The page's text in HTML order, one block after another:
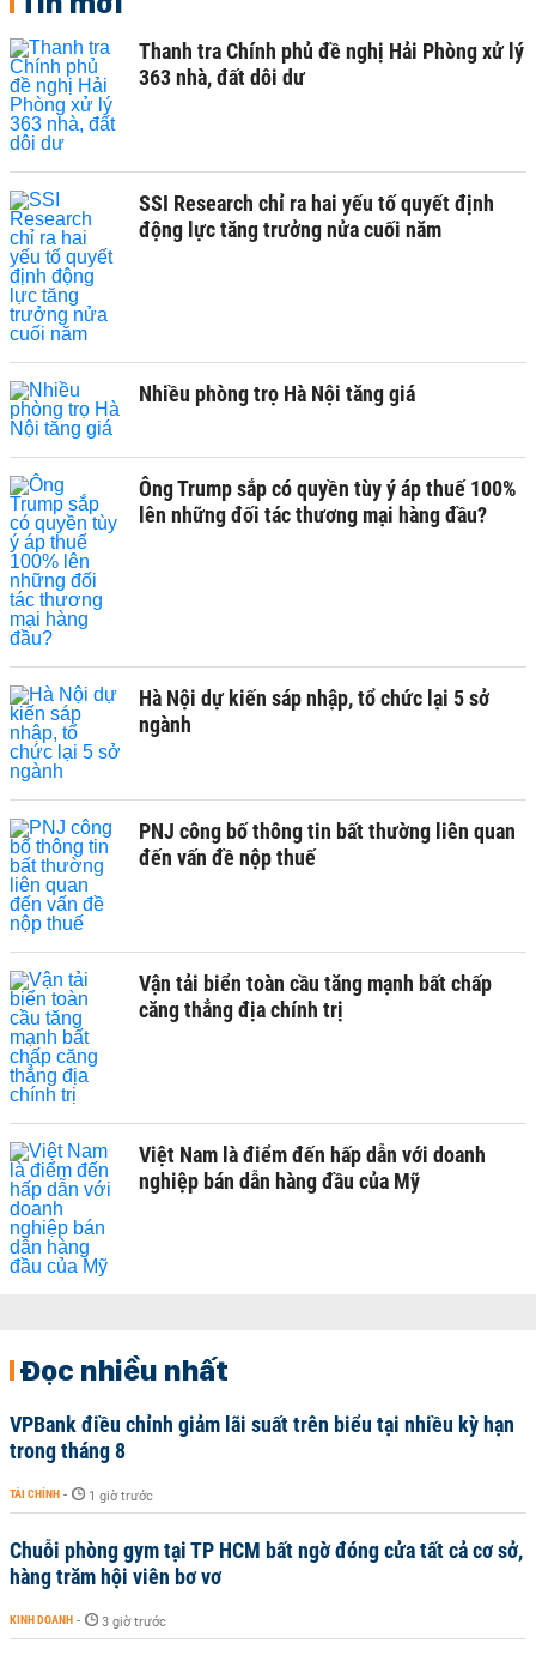
Thanh tra Chính phủ đề nghị Hải Phòng xử lý
363 nhà, đất dôi dư
SSI Research chỉ ra hai yếu tố quyết định
động lực tăng trưởng nửa cuối năm
Nhiều phòng trọ Hà Nội tăng giá
Ông Trump sắp có quyền tùy ý áp thuế 100%
lên những đối tác thương mại hàng đầu?
Hà Nội dự kiến sáp nhập, tổ chức lại 5 sở
ngành
PNJ công bố thông tin bất thường liên quan
đến vấn đề nộp thuế
Vận tải biển toàn cầu tăng mạnh bất chấp
căng thẳng địa chính trị
Việt Nam là điểm đến hấp dẫn với doanh
nghiệp bán dẫn hàng đầu của Mỹ
Đọc nhiều nhất
VPBank điều chỉnh giảm lãi suất trên biểu tại nhiều kỳ hạn
trong tháng 8
TÀI CHÍNH - 1 giờ trước
Chuỗi phòng gym tại TP HCM bất ngờ đóng cửa tất cả cơ sở,
hàng trăm hội viên bơ vơ
KINH DOANH - 3 giờ trước